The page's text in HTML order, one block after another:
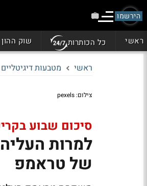
הירשמו
ראשי כל הכותרות שוק ההון
ראשי מטבעות דיגיטליים
צילום: pexels
סיכום שבוע
למרות
של טראמפ